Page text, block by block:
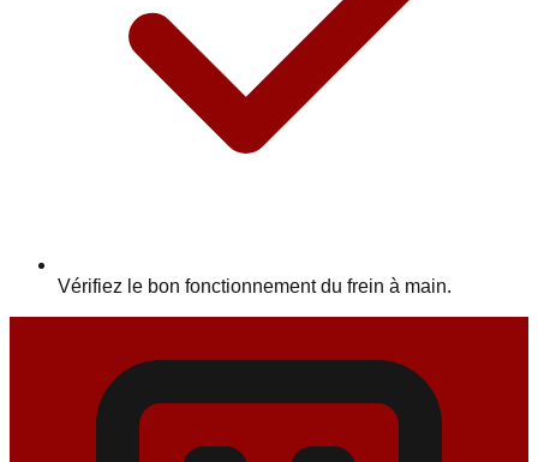
Vérifiez le bon fonctionnement du frein à main.